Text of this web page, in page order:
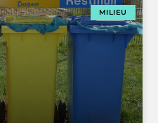
MILIEU